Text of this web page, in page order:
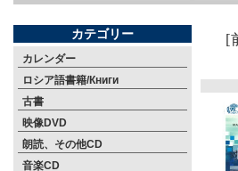
カテゴリー
カレンダー
ロシア語書籍/Книги
古書
映像DVD
朗読、その他CD
音楽CD
[